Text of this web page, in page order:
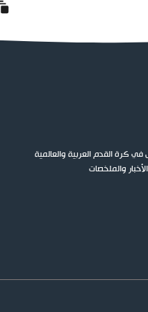
كرة القدم العربية والعالمية
والملخصات